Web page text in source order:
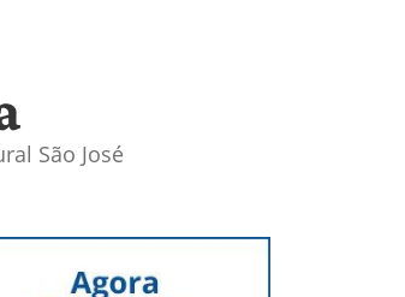
São José